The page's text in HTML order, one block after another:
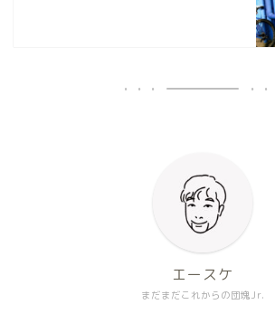
まだまだこれからの団塊Jr.
エースケ